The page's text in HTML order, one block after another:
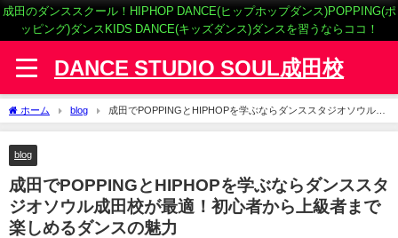
成田のダンススクール！HIPHOP DANCE(ヒップホップダンス)POPPING(ポ
ッピング)ダンスKIDS DANCE(キッズダンス)ダンスを習うならココ！
DANCE STUDIO SOUL成田校
ホーム blog
成田でPOPPINGとHIPHOPを学ぶならダンススタジオソウル成
田校が最適！初心者から上級者まで楽しめるダンスの魅力
blog
成田でPOPPINGとHIPHOPを学ぶならダンススタ
ジオソウル成田校が最適！初心者から上級者まで
楽しめるダンスの魅力